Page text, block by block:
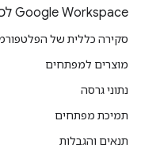
Google Workspace למפתחים
סקירה כללית של
מוצרים למפתחים
נתוני גרסה
תמיכת מפתחים
תנאים והגבלות